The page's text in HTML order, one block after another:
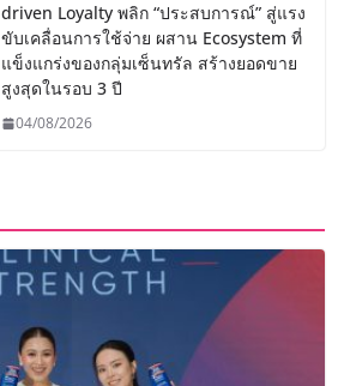
driven Loyalty พลิก “ประสบการณ์” สู่แรง
ขับเคลื่อนการใช้จ่าย ผสาน Ecosystem ที่
แข็งแกร่งของกลุ่มเซ็นทรัล สร้างยอดขาย
สูงสุดในรอบ 3 ปี
04/08/2026